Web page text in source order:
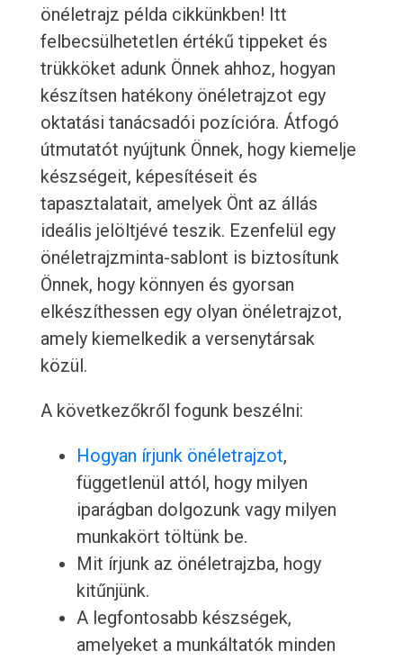
önéletrajz példa cikkünkben! Itt
felbecsülhetetlen értékű tippeket és
trükköket adunk Önnek ahhoz, hogyan
készítsen hatékony önéletrajzot egy
oktatási tanácsadói pozícióra. Átfogó
útmutatót nyújtunk Önnek, hogy kiemelje
készségeit, képesítéseit és
tapasztalatait, amelyek Önt az állás
ideális jelöltjévé teszik. Ezenfelül egy
önéletrajzminta-sablont is biztosítunk
Önnek, hogy könnyen és gyorsan
elkészíthessen egy olyan önéletrajzot,
amely kiemelkedik a versenytársak
közül.
A következőkről fogunk beszélni:
Hogyan írjunk önéletrajzot,
függetlenül attól, hogy milyen
iparágban dolgozunk vagy milyen
munkakört töltünk be.
Mit írjunk az önéletrajzba, hogy
kitűnjünk.
A legfontosabb készségek,
amelyeket a munkáltatók minden